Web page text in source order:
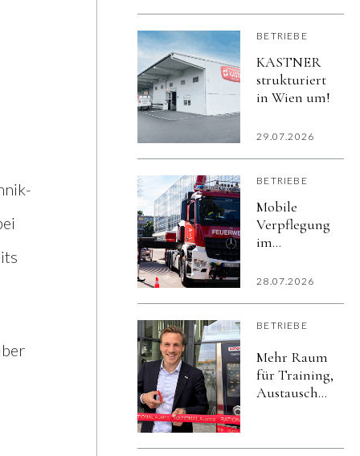
BETRIEBE
KASTNER
strukturiert
in Wien um!
29.07.2026
BETRIEBE
Mobile
Verpflegung
im
unterstützte
Ludwigsburg
28.07.2026
BETRIEBE
Mehr Raum
für Training,
Austausch
RATIONAL